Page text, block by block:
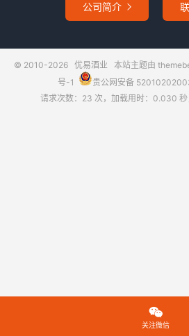
公司简介 
© 2010-2026 优易酒业 本站主题由
号-1
贵公网安备
请求次数：23 次，加载用时：0.030

关注微信